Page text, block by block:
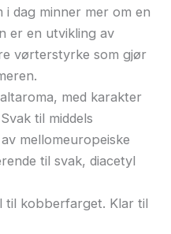
dag minner mer om en
er en utvikling av
vørterstyrke som gjør
med karakter
til middels
mellomeuropeiske
til svak, diacetyl
til kobberfarget. Klar til